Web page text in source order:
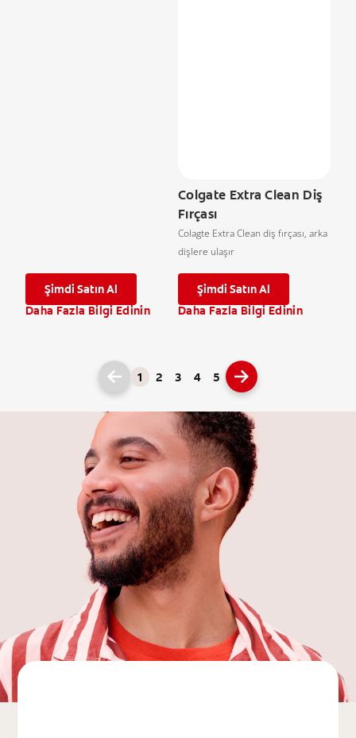
Şimdi Satın Al
Daha Fazla Bilgi Edinin
Colgate Extra Clean Diş
Fırçası
Colagte Extra Clean diş fırçası, arka
dişlere ulaşır
Şimdi Satın Al
Daha Fazla Bilgi Edinin
1 2 3 4 5